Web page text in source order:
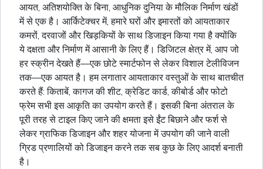
आयत, अतिशयोक्ति के बिना, आधुनिक दुनिया के मौलिक निर्माण खंडों
में से एक है। आर्किटेक्चर में, हमारे घरों और इमारतों को आयताकार
कमरों, दरवाजों और खिड़कियों के साथ डिजाइन किया गया है क्योंकि
ये दक्षता और निर्माण में आसानी के लिए हैं। डिजिटल क्षेत्र में, आप जो
हर स्क्रीन देखते हैं—एक छोटे स्मार्टफोन से लेकर विशाल टेलीविजन
तक—एक आयत है। हम लगातार आयताकार वस्तुओं के साथ बातचीत
करते हैं: किताबें, कागज की शीट, क्रेडिट कार्ड, कीबोर्ड और फोटो
फ्रेम सभी इस आकृति का उपयोग करते हैं। इसकी बिना अंतराल के
पूरी तरह से टाइल किए जाने की क्षमता इसे ईंट बिछाने और फर्श से
लेकर ग्राफिक डिजाइन और शहर योजना में उपयोग की जाने वाली
ग्रिड प्रणालियों को डिजाइन करने तक सब कुछ के लिए आदर्श बनाती
है।